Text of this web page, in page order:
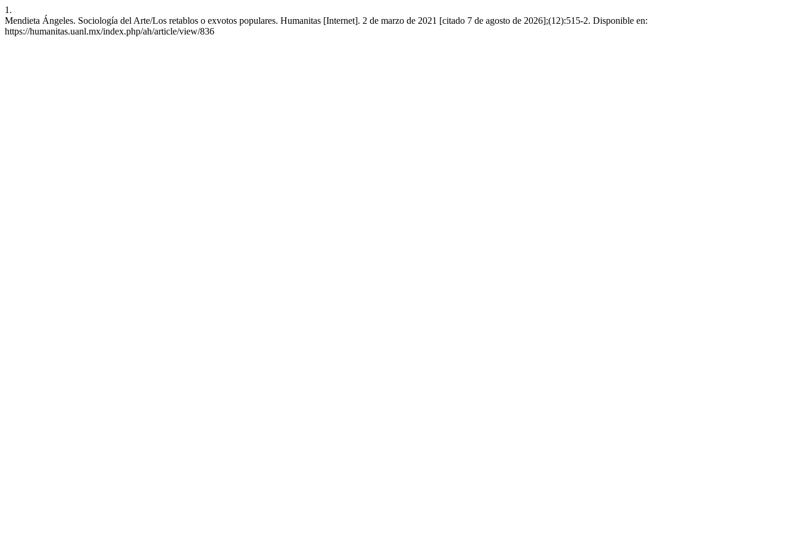
1.
Mendieta Ángeles. Sociología del Arte/Los retablos o exvotos populares. Humanitas [Internet]. 2 de marzo de 2021 [citado 7 de agosto de 2026];(12):515-2. Disponible en:
https://humanitas.uanl.mx/index.php/ah/article/view/836